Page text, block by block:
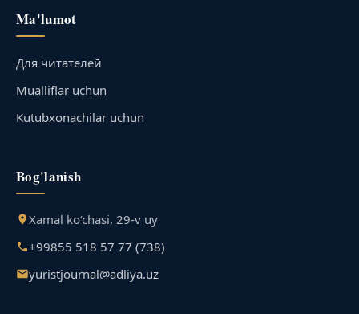
Ma'lumot
Для читателей
Mualliflar uchun
Kutubxonachilar uchun
Bog'lanish
Xamal ko‘chasi, 29-v uy
+99855 518 57 77 (738)
yuristjournal@adliya.uz